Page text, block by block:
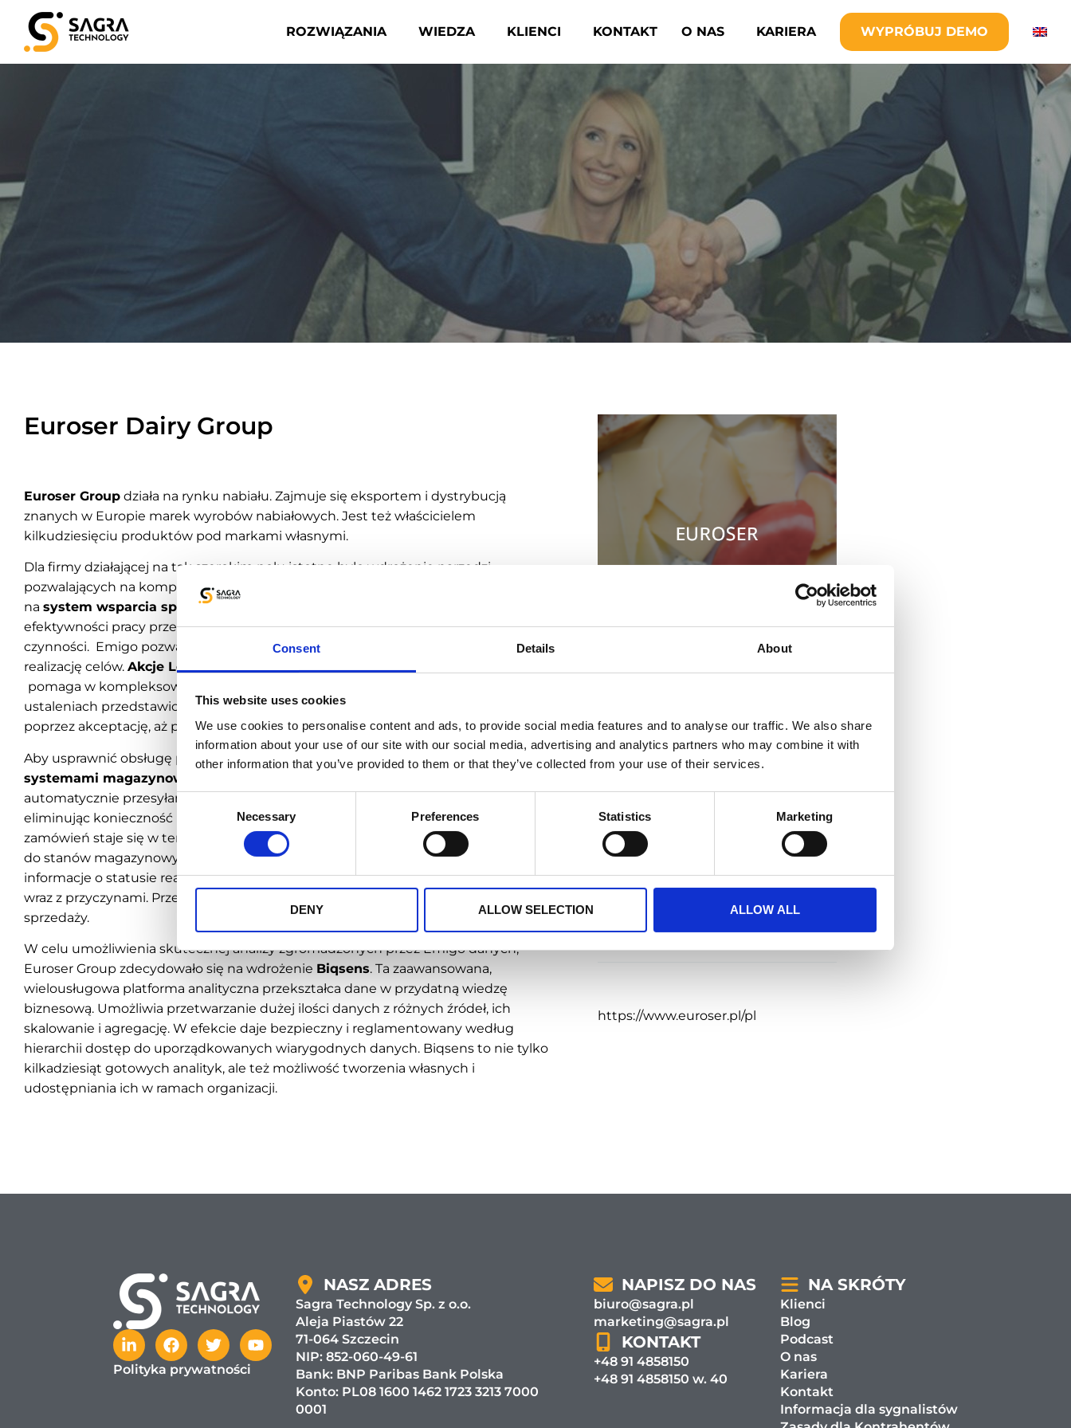
Consent Details About
This website uses cookies
We use cookies to personalise content and ads, to provide social media features and to analyse our traffic. We also share
information about your use of our site with our social media, advertising and analytics partners who may combine it with
other information that you’ve provided to them or that they’ve collected from your use of their services.
Consent
Necessary Preferences Statistics Marketing
DENY ALLOW SELECTION ALLOW ALL
ROZWIĄZANIA WIEDZA KLIENCI KONTAKT O NAS KARIERA WYPRÓBUJ DEMO
Euroser Dairy Group
Euroser Group działa na rynku nabiału. Zajmuje się eksportem i dystrybucją
znanych w Europie marek wyrobów nabiałowych. Jest też właścicielem
kilkudziesięciu produktów pod markami własnymi.
Dla firmy działającej na tak szerokim polu istotne było wdrożenie narzędzi
pozwalających na kompleksową obsługę procesów sprzedażowych. Wybór padł
na system wsparcia sprzedaży Emigo
efektywności pracy przedstawicieli za sprawą automatyzacji codziennych
czynności. Emigo pozwala na zarządzanie sprzedażą na każdym jej etapie i ułatwia
realizację celów. Akcje Lokalne– jeden zprocesów Emigo Smart Workflow –
pomaga w kompleksowym zarządzaniu akcjami promocyjnymi opartymi na
ustaleniach przedstawicieli z klientami. Od określenia zasad i budżetu akcji,
poprzez akceptację, aż po jej rozliczenie i analizę wyników.
Aby usprawnić obsługę procesu realizacji zamówień firma wdrożyła
integrację z
systemami magazynowymi dystrybutorów.
automatycznie przesyłane pomiędzy systemem Emigo, a systemami ERP,
eliminując konieczność ręcznego przepisywania i ryzyko błędu. Realizacja
zamówień staje się w ten sposób szybsza, a przedstawiciele mają bieżący dostęp
do stanów magazynowych w poszczególnych hurtowniach. Otrzymują też
informacje o statusie realizacji poszczególnych pozycji zamówienia lub jej braku
wraz z przyczynami. Przekłada się to na możliwość poznania powodów utraconej
sprzedaży.
W celu umożliwienia skutecznej analizy zgromadzonych przez Emigo danych,
Euroser Group zdecydowało się na wdrożenie Biqsens. Ta zaawansowana,
wielousługowa platforma analityczna przekształca dane w przydatną wiedzę
biznesową. Umożliwia przetwarzanie dużej ilości danych z różnych źródeł, ich
skalowanie i agregację. W efekcie daje bezpieczny i reglamentowany według
hierarchii dostęp do uporządkowanych wiarygodnych danych. Biqsens to nie tylko
kilkadziesiąt gotowych analityk, ale też możliwość tworzenia własnych i
udostępniania ich w ramach organizacji.
Spożywcza
Tagi
Akcje lokalne, Biqsens, Emigo,
https://www.euroser.pl/pl
Polityka prywatności
NASZ ADRES
Sagra Technology Sp. z o.o.
Aleja Piastów 22
71-064 Szczecin
NIP: 852-060-49-61
Bank: BNP Paribas Bank Polska
Konto: PL08 1600 1462 1723 3213 7000
0001
NAPISZ DO NAS
biuro@sagra.pl
marketing@sagra.pl
KONTAKT
+48 91 4858150
+48 91 4858150 w. 40
NA SKRÓTY
Klienci
Blog
Podcast
O nas
Kariera
Kontakt
Informacja dla sygnalistów